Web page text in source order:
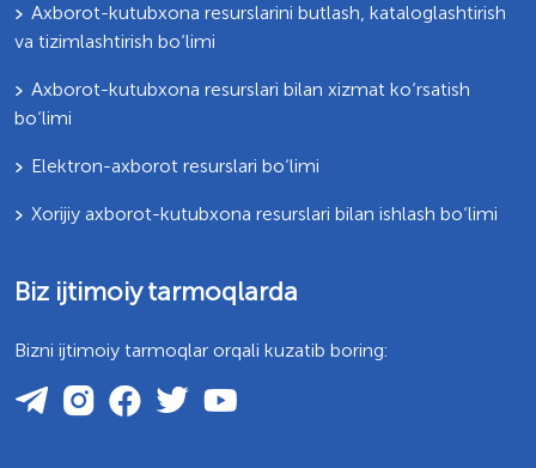
Axborot-kutubxona resurslarini butlash, kataloglashtirish
va tizimlashtirish bo‘limi
Axborot-kutubxona resurslari bilan xizmat ko‘rsatish
bo‘limi
Elektron-axborot resurslari bo‘limi
Xorijiy axborot-kutubxona resurslari bilan ishlash bo‘limi
Biz ijtimoiy tarmoqlarda
Bizni ijtimoiy tarmoqlar orqali kuzatib boring: